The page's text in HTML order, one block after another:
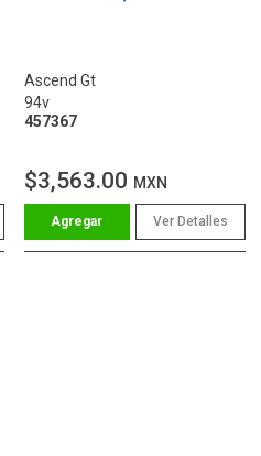
Ascend Gt
94v
457367
$3,563.00 MXN
Ver Detalles